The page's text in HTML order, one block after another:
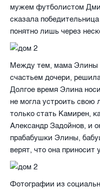
мужем футболистом
сказала
понятно лишь через
Между тем, мама Элины
счастьем дочери,
Долгое время Элина
не могла устроить
только стать Камирен,
Александр Задойнов, и
прабабушки Элины,
верят, что она приносит
Фотографии из